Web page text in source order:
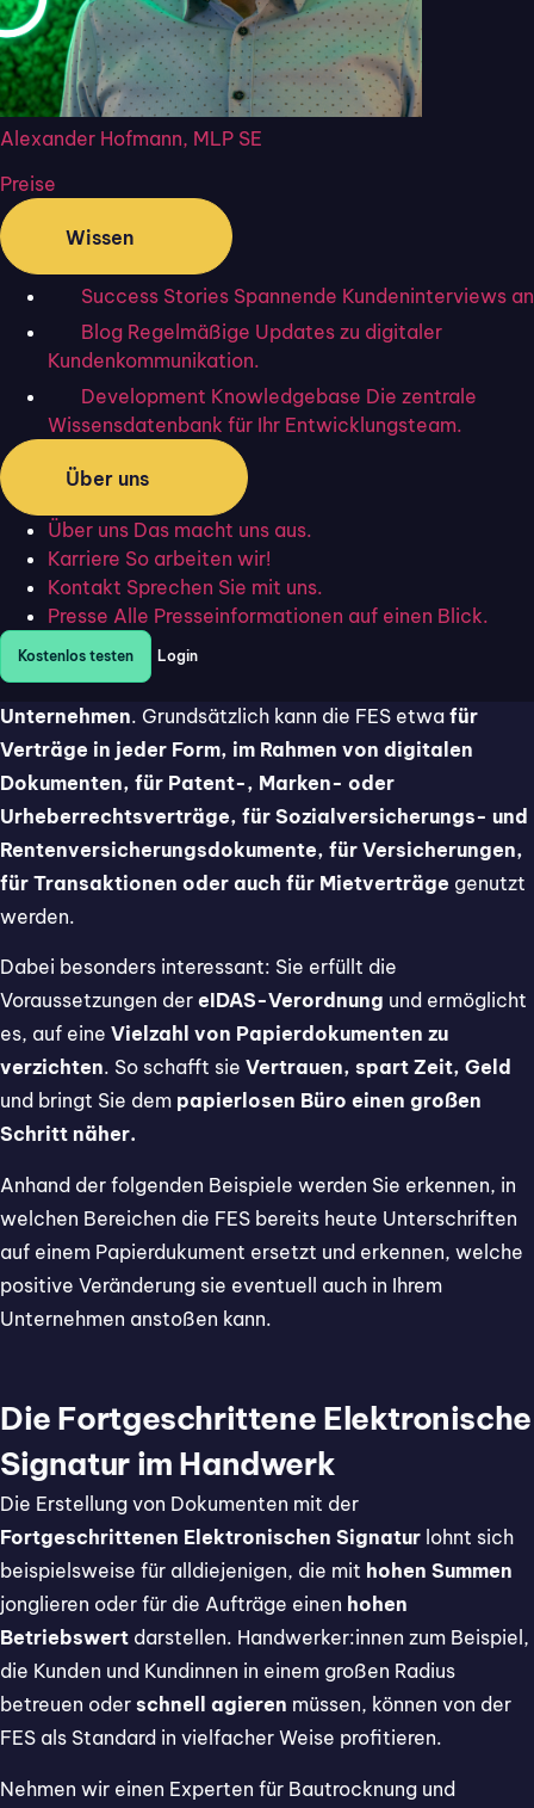
Alexander Hofmann, MLP SE
Preise
Wissen
Success Stories Spannende Kundeninterviews
Blog Regelmäßige Updates zu digitaler
Kundenkommunikation.
Development Knowledgebase Die zentrale
Wissensdatenbank für Ihr Entwicklungsteam.
Über uns
Über uns Das macht uns aus.
Karriere So arbeiten wir!
Kontakt Sprechen Sie mit uns.
Presse Alle Presseinformationen auf einen Blick.
Kostenlos testen Login
kurze Erklärung
Was ist eine qualifizierte elektronische
Signatur?
YouSign vs DocuSign vs Flixcheck: Unser
Detailvergleich
Praxisbeispiele: Hier wird die
Fortgeschrittene Elektronische
Signatur eingesetzt
Die Möglichkeit, Fortgeschrittene Elektronischen
Signaturenzu verwenden, sollte heute überall gegeben
sein und ist diepassende Wahl für die allermeisten
Unternehmen. Grundsätzlich kann die FES etwa für
Verträge in jeder Form, im Rahmen von digitalen
Dokumenten, für Patent-, Marken- oder
Urheberrechtsverträge, für Sozialversicherungs- und
Rentenversicherungsdokumente, für Versicherungen,
für Transaktionen oder auch für Mietverträge genutzt
werden.
Dabei besonders interessant: Sie erfüllt die
Voraussetzungen der eIDAS-Verordnung und ermöglicht
es, auf eine Vielzahl von Papierdokumenten zu
verzichten. So schafft sie Vertrauen, spart Zeit, Geld
und bringt Sie dem papierlosen Büro einen großen
Schritt näher.
Anhand der folgenden Beispiele werden Sie erkennen, in
welchen Bereichen die FES bereits heute Unterschriften
auf einem Papierdukument ersetzt und erkennen, welche
positive Veränderung sie eventuell auch in Ihrem
Unternehmen anstoßen kann.
Die Fortgeschrittene Elektronische
Signatur im Handwerk
Die Erstellung von Dokumenten mit der
Fortgeschrittenen Elektronischen Signatur lohnt sich
beispielsweise für alldiejenigen, die mit hohen Summen
jonglieren oder für die Aufträge einen hohen
Betriebswert darstellen. Handwerker:innen zum Beispiel,
die Kunden und Kundinnen in einem großen Radius
betreuen oder schnell agieren müssen, können von der
FES als Standard in vielfacher Weise profitieren.
Nehmen wir einen Experten für Bautrocknung und